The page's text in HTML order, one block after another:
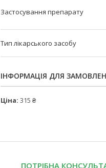
Застосування препарату
Тип лікарського засобу
ІНФОРМАЦІЯ ДЛЯ
Ціна: 315 ₴
ПОТРІБНА